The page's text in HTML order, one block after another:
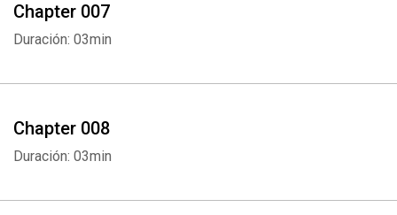
Chapter 007
Duración: 03min
Chapter 008
Duración: 03min